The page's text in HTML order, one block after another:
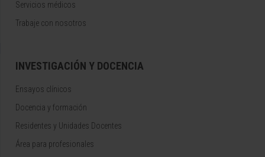
Servicios médicos
Trabaje con nosotros
INVESTIGACIÓN Y DOCENCIA
Ensayos clínicos
Docencia y formación
Residentes y Unidades Docentes
Área para profesionales